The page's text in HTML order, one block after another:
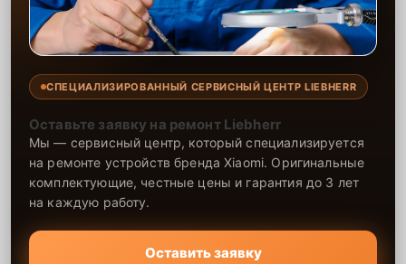
СПЕЦИАЛИЗИРОВАННЫЙ СЕРВИСНЫЙ ЦЕНТР LIEBHERR
Оставьте заявку на ремонт Liebherr
Мы — сервисный центр, который специализируется
на ремонте устройств бренда Xiaomi. Оригинальные
комплектующие, честные цены и гарантия до 3 лет
на каждую работу.
Оставить заявку